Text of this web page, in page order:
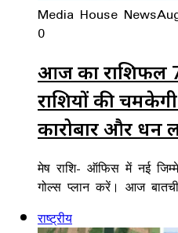
Media House News
0
आज का राशिफल
राशियों की
कारोबार और धन
मेष राशि- ऑफिस में नई
गोल्स प्लान करें। आज
राष्ट्रीय